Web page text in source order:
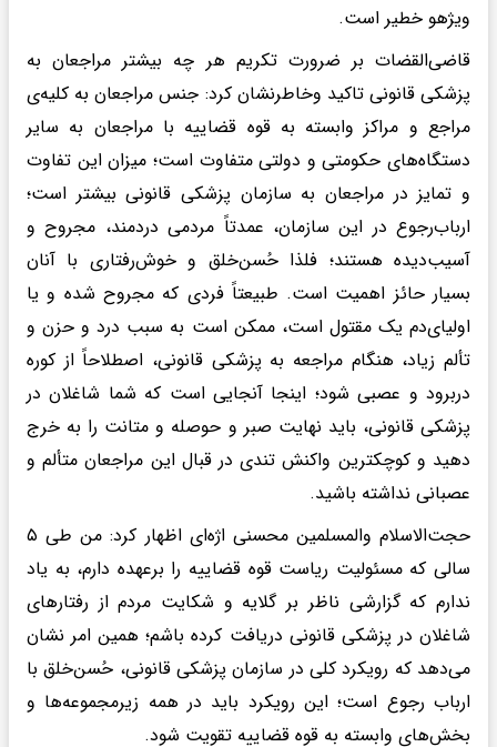
ویژهو خطیر است.
قاضی‌القضات بر ضرورت تکریم هر چه بیشتر مراجعان به
پزشکی قانونی تاکید وخاطرنشان کرد: جنس مراجعان به کلیه‌ی
مراجع و مراکز وابسته به قوه قضاییه با مراجعان به سایر
دستگاه‌های حکومتی و دولتی متفاوت است؛ میزان این تفاوت
و تمایز در مراجعان به سازمان پزشکی قانونی بیشتر است؛
ارباب‌رجوع در این سازمان، عمدتاً مردمی دردمند، مجروح و
آسیب‌دیده هستند؛ فلذا حُسن‌خلق و خوش‌رفتاری با آنان
بسیار حائز اهمیت است. طبیعتاً فردی که مجروح شده و یا
اولیای‌دم یک مقتول است، ممکن است به سبب درد و حزن و
تألم زیاد، هنگام مراجعه به پزشکی قانونی، اصطلاحاً از کوره
دربرود و عصبی شود؛ اینجا آنجایی است که شما شاغلان در
پزشکی قانونی، باید نهایت صبر و حوصله و متانت را به خرج
دهید و کوچکترین واکنش تندی در قبال این مراجعان متألم و
عصبانی نداشته باشید.
حجت‌الاسلام والمسلمین محسنی اژه‌ای اظهار کرد: من طی ۵
سالی که مسئولیت ریاست قوه قضاییه را برعهده دارم، به یاد
ندارم که گزارشی ناظر بر گلایه و شکایت مردم از رفتار‌های
شاغلان در پزشکی قانونی دریافت کرده باشم؛ همین امر نشان
می‌دهد که رویکرد کلی در سازمان پزشکی قانونی، حُسن‌خلق با
ارباب رجوع است؛ این رویکرد باید در همه زیرمجموعه‌ها و
بخش‌های وابسته به قوه قضاییه تقویت شود.